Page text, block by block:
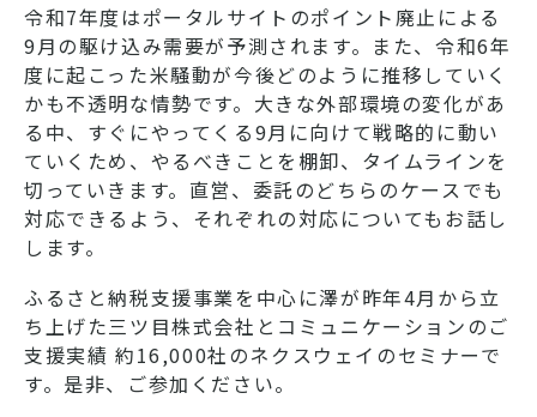
令和7年度はポータルサイトのポイント廃止による
9月の駆け込み需要が予測されます。また、令和6年
度に起こった米騒動が今後どのように推移していく
かも不透明な情勢です。大きな外部環境の変化があ
る中、すぐにやってくる9月に向けて戦略的に動い
ていくため、やるべきことを棚卸、タイムラインを
切っていきます。直営、委託のどちらのケースでも
対応できるよう、それぞれの対応についてもお話し
します。
ふるさと納税支援事業を中心に澤が昨年4月から立
ち上げた三ツ目株式会社とコミュニケーションのご
支援実績 約16,000社のネクスウェイのセミナーで
す。是非、ご参加ください。